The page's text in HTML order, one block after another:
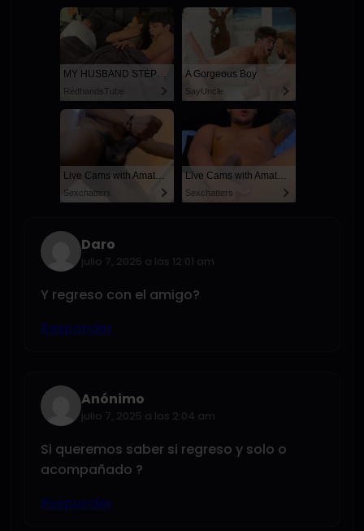
MY HUSBAND STEPSON MISTAKENLY GIVES ME IN THE ASS
RedhandsTube
A Gorgeous Boy
SayUncle
Live Cams with Amateur Men
Sexchatters
Live Cams with Amateur Men
Sexchatters
Daro
julio 7, 2025 a las 12:01 am
Y regreso con el amigo?
Responder
Anónimo
julio 7, 2025 a las 2:04 am
Si queremos saber si regreso y solo o
acompañado ?
Responder